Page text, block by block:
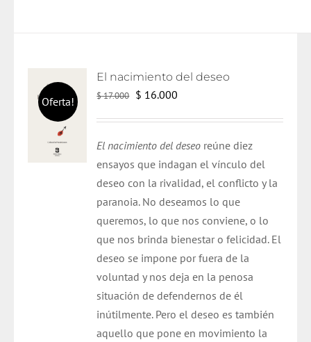
Oferta!
El nacimiento del deseo
$17.000 El
era:
$ 17.000.
$ 16.000
es:
$ 16.000.
El nacimiento del deseo reúne diez
ensayos que indagan el vínculo del
deseo con la rivalidad, el conflicto y la
paranoia. No deseamos lo que
queremos, lo que nos conviene, o lo
que nos brinda bienestar o felicidad. El
deseo se impone por fuera de la
voluntad y nos deja en la penosa
situación de defendernos de él
inútilmente. Pero el deseo es también
aquello que pone en movimiento la